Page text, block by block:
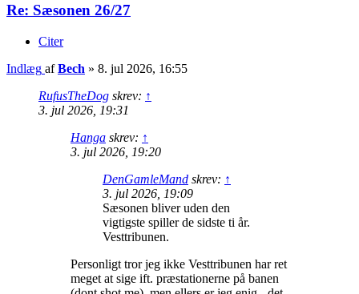
Re: Sæsonen 26/27
Citer
Indlæg afBech » 8. jul 2026, 16:55
RufusTheDog skrev: ↑
3. jul 2026, 19:31
Hanga skrev: ↑
3. jul 2026, 19:20
DenGamleMand skrev: ↑
3. jul 2026, 19:09
Sæsonen bliver uden den
vigtigste spiller de sidste ti år.
Vesttribunen.
Personligt tror jeg ikke Vesttribunen har ret
meget at sige ift. præstationerne på banen